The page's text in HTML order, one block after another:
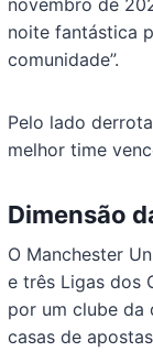
novembro de
noite fantástica
comunidade”.
Pelo lado
melhor time
Dimensão
O Manchester
e três Ligas dos
por um clube da
casas de